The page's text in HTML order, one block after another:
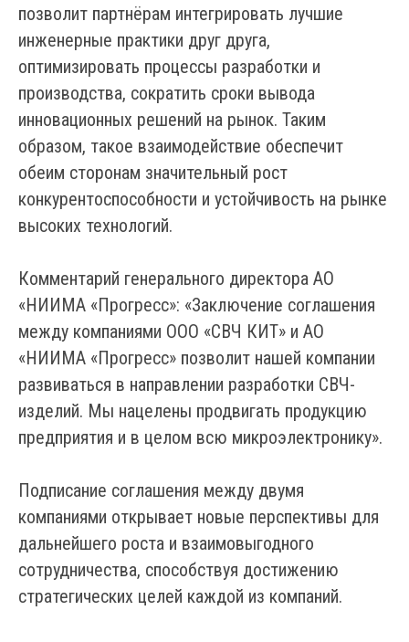
позволит партнёрам интегрировать лучшие
инженерные практики друг друга,
оптимизировать процессы разработки и
производства, сократить сроки вывода
инновационных решений на рынок. Таким
образом, такое взаимодействие обеспечит
обеим сторонам значительный рост
конкурентоспособности и устойчивость на рынке
высоких технологий.
Комментарий генерального директора АО
«НИИМА «Прогресс»: «Заключение соглашения
между компаниями ООО «СВЧ КИТ» и АО
«НИИМА «Прогресс» позволит нашей компании
развиваться в направлении разработки СВЧ-
изделий. Мы нацелены продвигать продукцию
предприятия и в целом всю микроэлектронику».
Подписание соглашения между двумя
компаниями открывает новые перспективы для
дальнейшего роста и взаимовыгодного
сотрудничества, способствуя достижению
стратегических целей каждой из компаний.